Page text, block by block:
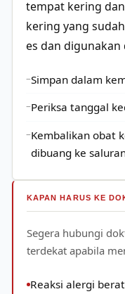
tempat kering
kering yang
es dan digunakan
Simpan dalam
Periksa tanggal
Kembalikan obat
dibuang ke
KAPAN HARUS KE
Segera hubungi
terdekat apabila
Reaksi alergi